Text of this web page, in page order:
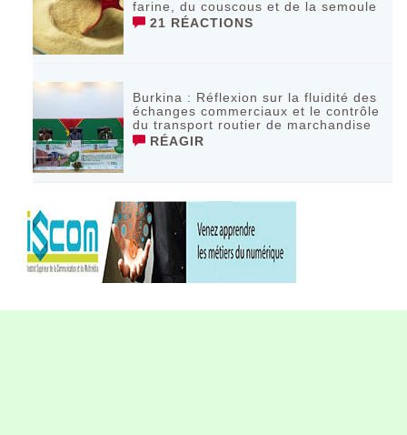
farine, du couscous et de la semoule
21 RÉACTIONS
Burkina : Réflexion sur la fluidité des
échanges commerciaux et le contrôle
du transport routier de marchandise
RÉAGIR